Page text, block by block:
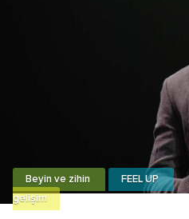
Beyin ve zihin FEEL UP
gelişim